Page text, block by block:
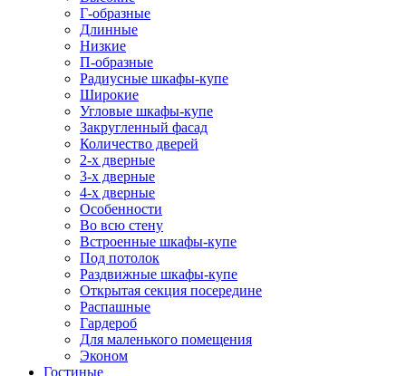
Г-образные
Длинные
Низкие
П-образные
Радиусные шкафы-купе
Широкие
Угловые шкафы-купе
Закругленный фасад
Количество дверей
2-х дверные
3-х дверные
4-х дверные
Особенности
Во всю стену
Встроенные шкафы-купе
Под потолок
Раздвижные шкафы-купе
Открытая секция посередине
Распашные
Гардероб
Для маленького помещения
Эконом
Гостиные